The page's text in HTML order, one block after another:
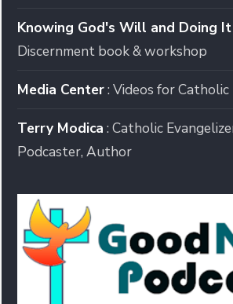
Knowing God's Will and Doing
Discernment book & workshop
Media Center: Videos for
Terry Modica : Catholic
Podcaster, Author